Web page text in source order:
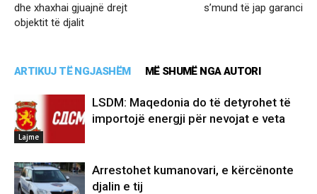
dhe xhaxhai gjuajnë drejt
objektit të djalit
s’mund të jap garanci
ARTIKUJ TË NGJASHËM MË SHUMË NGA AUTORI
Lajme
LSDM: Maqedonia do të detyrohet të
importojë energji për nevojat e veta
Arrestohet kumanovari, e kërcënonte
djalin e tij